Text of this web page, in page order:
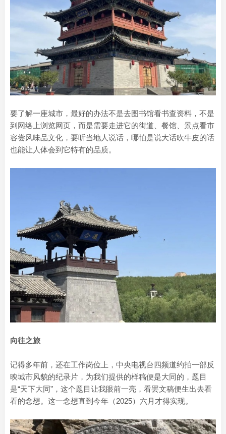
要了解一座城市，最好的办法不是去图书馆看书查资料，不是
到网络上浏览网页，而是需要走进它的街道、餐馆、景点看市
容尝风味品文化，要听当地人说话，哪怕是说大话吹牛皮的话
也能让人体会到它特有的品质。
向往之旅
记得多年前，还在工作岗位上，中央电视台四频道约拍一部反
映城市风貌的纪录片，为我们提供的样稿便是大同的，题目
是“天下大同”，这个题目让我眼前一亮，看罢文稿便生出去看
看的念想。这一念想直到今年（2025）六月才得实现。